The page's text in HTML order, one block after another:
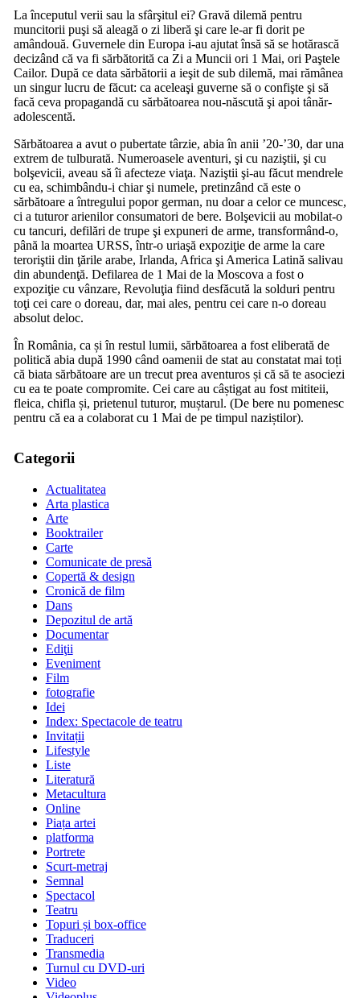
La începutul verii sau la sfârşitul ei? Gravă dilemă pentru
muncitorii puşi să aleagă o zi liberă şi care le-ar fi dorit pe
amândouă. Guvernele din Europa i-au ajutat însă să se hotărască
decizând că va fi sărbătorită ca Zi a Muncii ori 1 Mai, ori Paştele
Cailor. După ce data sărbătorii a ieşit de sub dilemă, mai rămânea
un singur lucru de făcut: ca aceleaşi guverne să o confişte şi să
facă ceva propagandă cu sărbătoarea nou-născută şi apoi tânăr-
adolescentă.
Sărbătoarea a avut o pubertate târzie, abia în anii ’20-’30, dar una
extrem de tulburată. Numeroasele aventuri, şi cu naziştii, şi cu
bolşevicii, aveau să îi afecteze viaţa. Naziştii şi-au făcut mendrele
cu ea, schimbându-i chiar şi numele, pretinzând că este o
sărbătoare a întregului popor german, nu doar a celor ce muncesc,
ci a tuturor arienilor consumatori de bere. Bolşevicii au mobilat-o
cu tancuri, defilări de trupe şi expuneri de arme, transformând-o,
până la moartea URSS, într-o uriaşă expoziţie de arme la care
teroriştii din ţările arabe, Irlanda, Africa şi America Latină salivau
din abundenţă. Defilarea de 1 Mai de la Moscova a fost o
expoziţie cu vânzare, Revoluţia fiind desfăcută la solduri pentru
toţi cei care o doreau, dar, mai ales, pentru cei care n-o doreau
absolut deloc.
În România, ca și în restul lumii, sărbătoarea a fost eliberată de
politică abia după 1990 când oamenii de stat au constatat mai toți
că biata sărbătoare are un trecut prea aventuros și că să te asociezi
cu ea te poate compromite. Cei care au câștigat au fost mititeii,
fleica, chifla și, prietenul tuturor, muștarul. (De bere nu pomenesc
pentru că ea a colaborat cu 1 Mai de pe timpul naziștilor).
Categorii
Actualitatea
Arta plastica
Arte
Booktrailer
Carte
Comunicate de presă
Copertă & design
Cronică de film
Dans
Depozitul de artă
Documentar
Ediţii
Eveniment
Film
fotografie
Idei
Index: Spectacole de teatru
Invitații
Lifestyle
Liste
Literatură
Metacultura
Online
Piața artei
platforma
Portrete
Scurt-metraj
Semnal
Spectacol
Teatru
Topuri și box-office
Traduceri
Transmedia
Turnul cu DVD-uri
Video